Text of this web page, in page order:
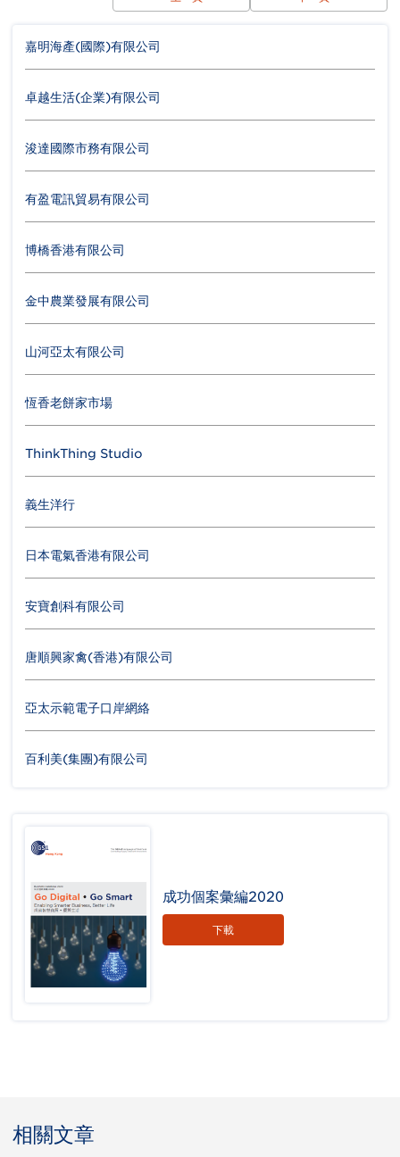
嘉明海產(國際)有限公司
卓越生活(企業)有限公司
浚達國際市務有限公司
有盈電訊貿易有限公司
博橋香港有限公司
金中農業發展有限公司
山河亞太有限公司
恆香老餅家市場
ThinkThing Studio
義生洋行
日本電氣香港有限公司
安寶創科有限公司
唐順興家禽(香港)有限公司
亞太示範電子口岸網絡
百利美(集團)有限公司
成功個案彙編2020
下載
相關文章